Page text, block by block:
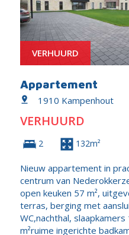
VERHUURD
Appartement
1910 Kampenhout
VERHUURD
2 132m²
Nieuw appartement in
centrum van
open keuken 57 m²,
terras, berging met
WC,nachthal,
m²ruime ingerichte